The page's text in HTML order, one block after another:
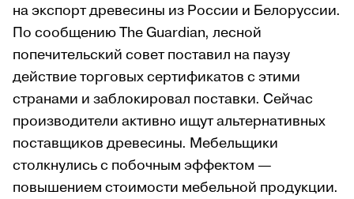
на экспорт древесины из России и Белоруссии.
По сообщению The Guardian, лесной
попечительский совет поставил на паузу
действие торговых сертификатов с этими
странами и заблокировал поставки. Сейчас
производители активно ищут альтернативных
поставщиков древесины. Мебельщики
столкнулись с побочным эффектом —
повышением стоимости мебельной продукции.